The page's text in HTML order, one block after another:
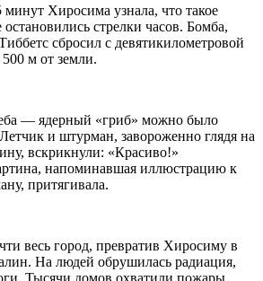
минут Хиросима узнала, что такое
стрелки часов. Бомба,
сбросил с девятикилометровой
м от земли.
— ядерный «гриб» можно было
Летчик и штурман, завороженно глядя на
вскрикнули: «Красиво!»
напоминавшая иллюстрацию к
притягивала.
весь город, превратив Хиросиму в
На людей обрушилась радиация,
Тысячи домов охватили пожары.